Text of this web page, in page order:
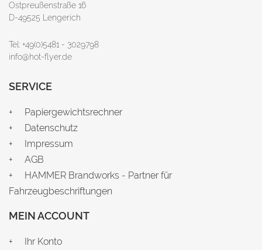
Ostpreußenstraße 16
D-49525 Lengerich
Tel: +49(0)5481 - 3029798
info@hot-flyer.de
SERVICE
Papiergewichtsrechner
Datenschutz
Impressum
AGB
HAMMER Brandworks - Partner für
Fahrzeugbeschriftungen
MEIN ACCOUNT
Ihr Konto